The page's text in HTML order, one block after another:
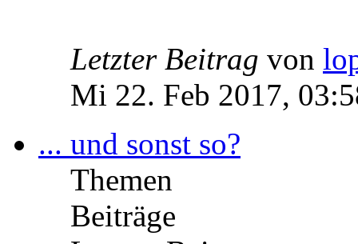
Letzter Beitrag von
Mi 22. Feb 2017,
... und sonst so?
Themen
Beiträge